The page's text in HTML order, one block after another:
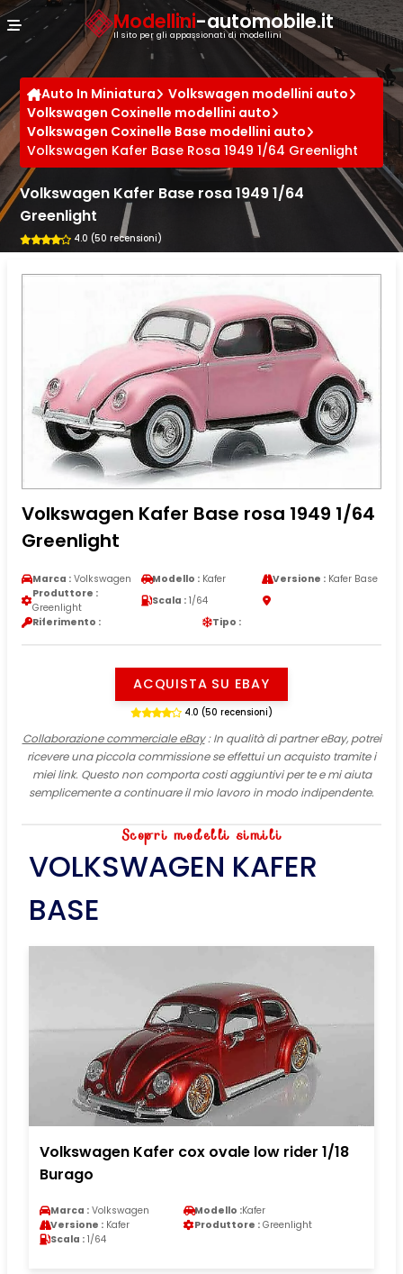
Modellini-automobile.it
Il sito per gli appassionati di modellini
Auto In Miniatura
Volkswagen modellini auto
Volkswagen Coxinelle modellini auto
Volkswagen Coxinelle Base modellini auto
Volkswagen Kafer Base Rosa 1949 1/64 Greenlight
Volkswagen Kafer Base rosa 1949 1/64
Greenlight
4.0 (50 recensioni)
Volkswagen Kafer Base rosa 1949 1/64
Greenlight
Marca : Volkswagen Modello : Kafer Versione :Kafer Base
Produttore :
Greenlight
Scala : 1/64
Riferimento :
Tipo :
ACQUISTA SU EBAY
4.0 (50 recensioni)
Collaborazione commerciale eBay: In qualità di partner eBay, potrei
ricevere una piccola commissione se effettui un acquisto tramite i
miei link. Questo non comporta costi aggiuntivi per te e mi aiuta
semplicemente a continuare il mio lavoro in modo indipendente.
Scopri modelli simili
VOLKSWAGEN KAFER
BASE
Volkswagen Kafer cox ovale low rider 1/18
Burago
Marca : Volkswagen Modello :Kafer
Versione : Kafer Produttore : Greenlight
Scala : 1/64
Cookies management panel